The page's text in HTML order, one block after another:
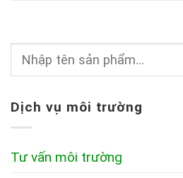
Dịch vụ môi trường
Tư vấn môi trường